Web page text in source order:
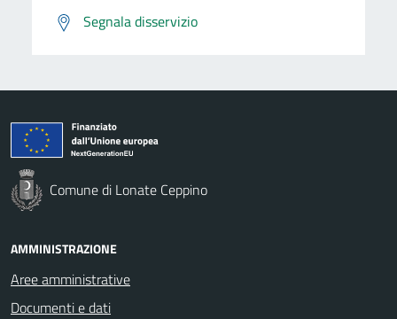
Segnala disservizio
Comune di Lonate Ceppino
AMMINISTRAZIONE
Aree amministrative
Documenti e dati